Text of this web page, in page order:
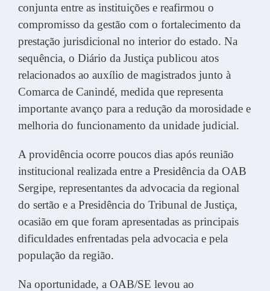
conjunta entre as instituições e reafirmou o
compromisso da gestão com o fortalecimento da
prestação jurisdicional no interior do estado. Na
sequência, o Diário da Justiça publicou atos
relacionados ao auxílio de magistrados junto à
Comarca de Canindé, medida que representa
importante avanço para a redução da morosidade e
melhoria do funcionamento da unidade judicial.
A providência ocorre poucos dias após reunião
institucional realizada entre a Presidência da OAB
Sergipe, representantes da advocacia da regional
do sertão e a Presidência do Tribunal de Justiça,
ocasião em que foram apresentadas as principais
dificuldades enfrentadas pela advocacia e pela
população da região.
Na oportunidade, a OAB/SE levou ao